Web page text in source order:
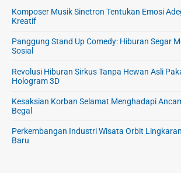
Komposer Musik Sinetron Tentukan Emosi
Kreatif
Panggung Stand Up Comedy: Hiburan Segar
Sosial
Revolusi Hiburan Sirkus Tanpa Hewan Asli
Hologram 3D
Kesaksian Korban Selamat Menghadapi
Begal
Perkembangan Industri Wisata Orbit
Baru